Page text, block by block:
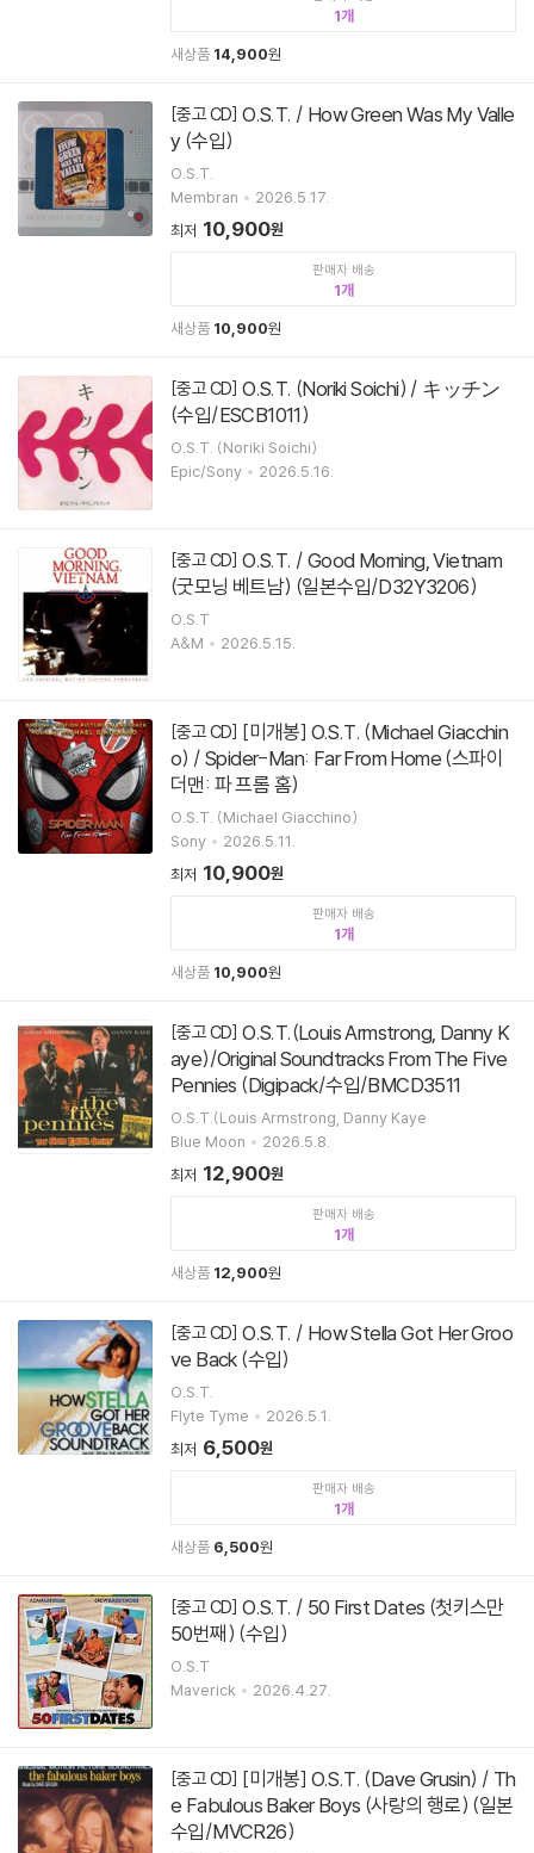
1
새상품 14,900원
[중고 CD] O.S.T. / How Green Was My Valle
y (수입)
O.S.T.
Membran
2026.5.17.
최저 10,900원
판매자 배송
1
새상품 10,900원
[중고 CD] O.S.T. (Noriki Soichi) / キッチン
(수입/ESCB1011)
O.S.T. (Noriki Soichi)
Epic/Sony
2026.5.16.
[중고 CD] O.S.T. / Good Morning, Vietnam
(굿모닝 베트남) (일본수입/D32Y3206)
O.S.T
A&M
2026.5.15.
[중고 CD]
o) / Spider-Man: Far From Home (스파이
더맨: 파 프롬 홈)
O.S.T. (Michael Giacchino)
Sony
2026.5.11.
최저 10,900원
판매자 배송
1
새상품 10,900원
[중고 CD] O.S.T.(Louis Armstrong, Danny K
aye)/Original Soundtracks From The Five
Pennies (Digipack/수입/BMCD3511
O.S.T.(Louis Armstrong, Danny Kaye
Blue Moon
2026.5.8.
최저 12,900원
판매자 배송
1
새상품 12,900원
[중고 CD] O.S.T. / How Stella Got Her Groo
ve Back (수입)
O.S.T.
Flyte Tyme
2026.5.1.
최저 6,500원
판매자 배송
1
새상품 6,500원
[중고 CD] O.S.T. / 50 First Dates (첫키스만
50번째) (수입)
O.S.T
Maverick
2026.4.27.
[중고 CD]
e Fabulous Baker Boys (사랑의 행로) (일본
수입/MVCR26)